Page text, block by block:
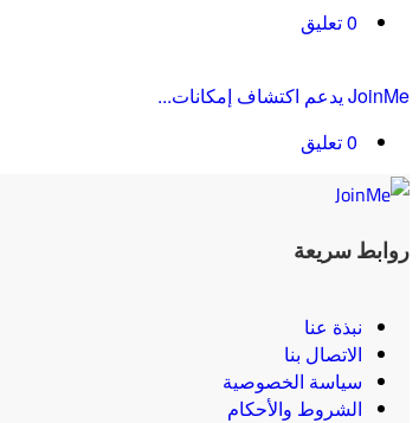
JoinMe يدعم اكتشاف إمكانات...
روابط سريعة
نبذة عنا
الاتصال بنا
سياسة الخصوصية
الشروط والأحكام